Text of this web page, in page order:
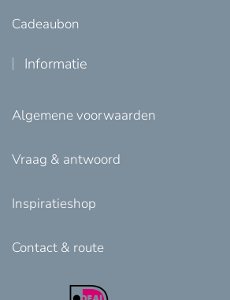
Cadeaubon
Informatie
Algemene voorwaarden
Vraag & antwoord
Inspiratieshop
Contact & route